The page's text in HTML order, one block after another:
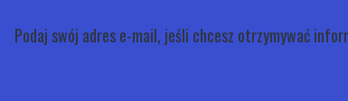
Podaj swój adres e-mail, jeśli chcesz otrzymywać